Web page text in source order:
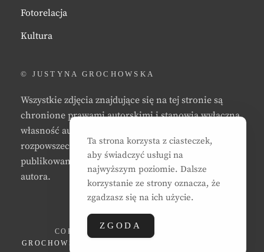
Fotorelacja
Kultura
© JUSTYNA GROCHOWSKA
Wszystkie zdjęcia znajdujące się na tej stronie są
chronione prawami autorskimi i stanowią wyłączną
własność autora strony. Zabrania się kopiowania,
rozpowszechniania, reprodukowania,
publikowania, i/lub modyfikowania zdjęć bez zgody
autora.
COPYRIGHT © 2026
GROCHOWSKA
Ta strona korzysta z ciasteczek,
aby świadczyć usługi na
najwyższym poziomie. Dalsze
korzystanie ze strony oznacza, że
zgadzasz się na ich użycie.
ZGODA